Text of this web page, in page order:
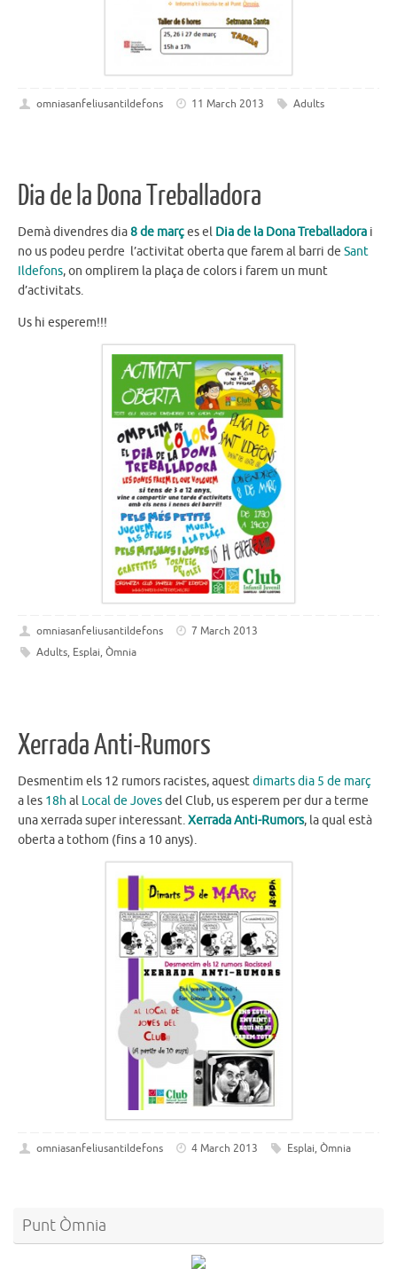
omniasanfeliusantildefons 11 March 2013 Adults
Dia de la Dona Treballadora
Demà divendres dia8 de marçes el Dia de la Dona Treballadora i
no us podeu perdre l’activitat oberta que farem al barri de Sant
Ildefons, on omplirem la plaça de colors i farem un munt
d’activitats.
Us hi esperem!!!
omniasanfeliusantildefons
7 March 2013
Adults, Esplai, Òmnia
Xerrada Anti-Rumors
Desmentim els 12 rumors racistes, aquestdimarts dia 5 de març
a les 18h al Local de Jovesdel Club, us esperem per dur a terme
una xerrada super interessant.Xerrada Anti-Rumors, la qual està
oberta a tothom (fins a 10 anys).
omniasanfeliusantildefons 4 March 2013 Esplai, Òmnia
Punt Òmnia